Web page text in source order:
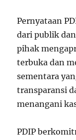
Pernyataan
dari publik
pihak
terbuka dan
sementara
transparansi
menangani
PDIP